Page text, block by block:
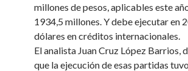
millones de pesos, aplicables este
1934,5 millones. Y debe ejecutar en
dólares en créditos internacionales.
El analista Juan Cruz López Barrios,
que la ejecución de esas partidas